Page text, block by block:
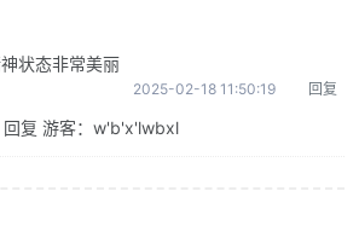
状态非常美丽
2025-02-18 11:50:19 回复
回复 游客：w'b'x'lwbxl